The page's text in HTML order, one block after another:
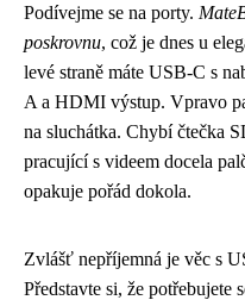
Podívejme se na porty.
poskrovnu, což je dnes u
levé straně máte USB-C s
A a HDMI výstup. Vpravo
na sluchátka. Chybí čtečka
pracující s videem docela
opakuje pořád dokola.
Zvlášť nepříjemná je věc s
Představte si, že potřebujete